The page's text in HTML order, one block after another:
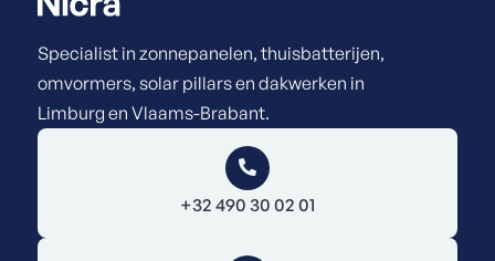
Specialist in zonnepanelen, thuisbatterijen,
omvormers, solar pillars en dakwerken in
Limburg en Vlaams-Brabant.

+32 490 30 02 01